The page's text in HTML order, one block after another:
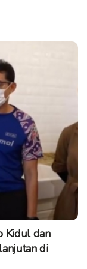
2018/masjid
Batu Gerih
2018/masjid
Batu Gerih
mempunyai ide
raksasa ini
Kidul dan
di